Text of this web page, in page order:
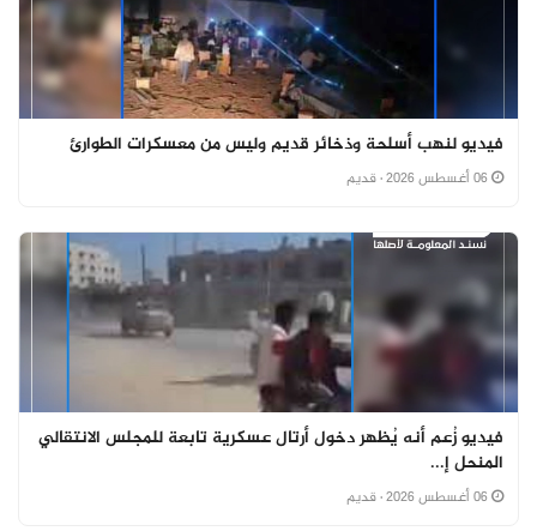
فيديو لنهب أسلحة وذخائر قديم وليس من معسكرات الطوارئ
· قديم
فيديو زُعم أنه يُظهر دخول أرتال عسكرية تابعة للمجلس الانتقالي
المنحل إ...
· قديم